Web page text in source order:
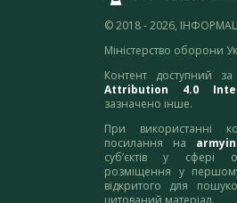
© 2018 - 2026,
Міністерство оборони
Контент доступний за
Attribution 4.0
зазначено інше.
При використанні
посилання на
суб’єктів у сфері
розміщення у
відкритого для
цитований матеріал.